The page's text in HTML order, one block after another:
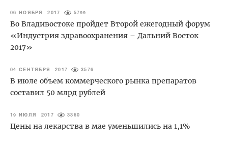
06 НОЯБРЯ 2017 5799
Во Владивостоке пройдет Второй ежегодный форум
«Индустрия здравоохранения – Дальний Восток
2017»
04 СЕНТЯБРЯ 2017 3576
В июле объем коммерческого рынка препаратов
составил 50 млрд рублей
19 ИЮЛЯ 2017 3360
Цены на лекарства в мае уменьшились на 1,1%